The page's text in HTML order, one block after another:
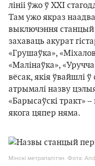
лініі ўжо ў ХХІ
Там ужо якраз
выключэння станцый
захаваць акурат
«Грушаўка»,
«Малінаўка»,
вёсак, якія ўвайшлі
атрымалі назву
«Барысаўскі тракт» –
якога цяпер няма.
Мінскі метрапалітэн. Фота: